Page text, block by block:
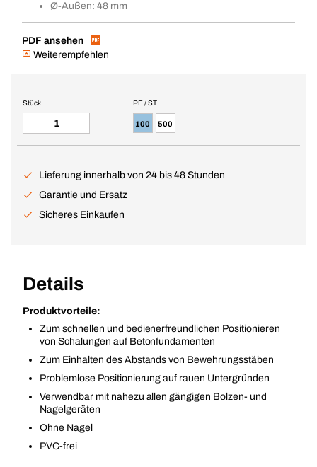
Ø-Außen: 48 mm
PDF ansehen
Weiterempfehlen
PE / ST
100 500
Stück
Lieferung innerhalb von 24 bis 48 Stunden
Garantie und Ersatz
Sicheres Einkaufen
Details
Produktvorteile:
Zum schnellen und bedienerfreundlichen Positionieren
von Schalungen auf Betonfundamenten
Zum Einhalten des Abstands von Bewehrungsstäben
Problemlose Positionierung auf rauen Untergründen
Verwendbar mit nahezu allen gängigen Bolzen- und
Nagelgeräten
Ohne Nagel
PVC-frei